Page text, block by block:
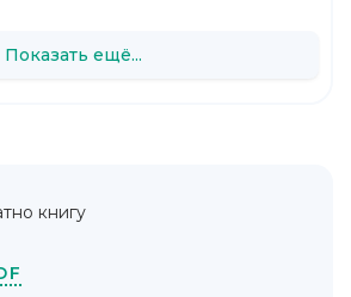
Показать ещё...
книгу